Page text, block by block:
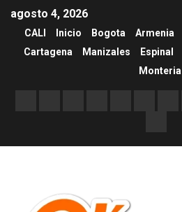
agosto 4, 2026
CALI Inicio Bogota Armenia
Cartagena
Manizales Espinal
Monteria